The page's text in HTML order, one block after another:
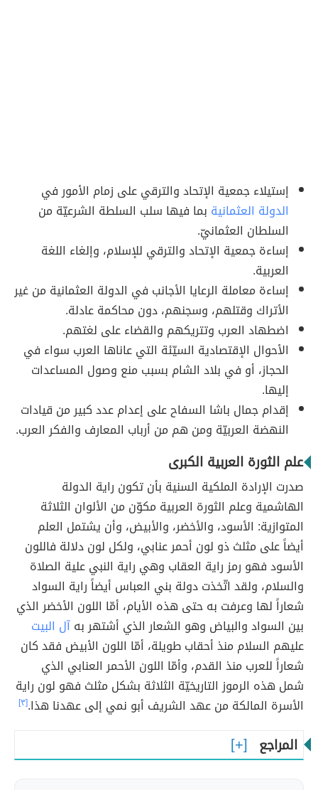
إستيلاء جمعية الإتحاد والترقي على زمام الأمور في
الدولة العثمانية بما فيها سلب السلطة الشرعيّة من
السلطان العثمانيّ.
إساءة جمعية الإتحاد والترقي للإسلام، وإلغاء اللغة
العربية.
إساءة معاملة الرعايا الأجانب في الدولة العثمانية من غير
الأتراك وقتلهم، وسجنهم، دون محاكمة عادلة.
اضطهاد العرب وتتريكهم والقضاء على لغتهم.
الأحوال الإقتصادية السيّئة التي عاناها العرب سواء في
الحجاز، أو في بلاد الشام بسبب منع وصول المساعدات
إليها.
إقدام جمال باشا السفاح على إعدام عدد كبير من قيادات
النهضة العربيّة ومن هم من أرباب المعارف والفكر العرب.
علم الثورة العربية الكبرى
صدرت الإرادة الملكية السنية بأن تكون راية الدولة
الهاشمية وعلم الثورة العربية مكوّن من الألوان الثلاثة
المتوازية: الأسود، والأخضر، والأبيض، وأن يشتمل العلم
أيضاً على مثلث ذو لون أحمر عنابي، ولكل لون دلالة فاللون
الأسود فهو رمز راية العقاب وهي راية النبي علية الصلاة
والسلام، ولقد اتّخذت دولة بني العباس أيضاً راية السواد
شعاراً لها وعرفت به حتى هذه الأيام، أمّا اللون الأخضر الذي
بين السواد والبياض وهو الشعار الذي أشتهر بهآل البيت
عليهم السلام منذ أحقاب طويلة، أمّا اللون الأبيض فقد كان
شعاراً للعرب منذ القدم، وأمّا اللون الأحمر العنابي الذي
شمل هذه الرموز التاريخيّة الثلاثة بشكل مثلث فهو لون راية
الأسرة المالكة من عهد الشريف أبو نمي إلى عهدنا هذا.[٣]
المراجع